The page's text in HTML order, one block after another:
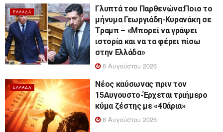
ΕΛΛΆΔΑ
Γλυπτά του Παρθενώνα:Ποιο το
μήνυμα Γεωργιάδη-Κυρανάκη σε
Τραμπ – «Μπορεί να γράψει
ιστορία και να τα φέρει πίσω
στην Ελλάδα»
6 Αυγούστου 2026
ΕΛΛΆΔΑ
Νέος καύσωνας πριν τον
15Αυγουστο-Έρχεται τριήμερο
κύμα ζέστης με «40άρια»
6 Αυγούστου 2026